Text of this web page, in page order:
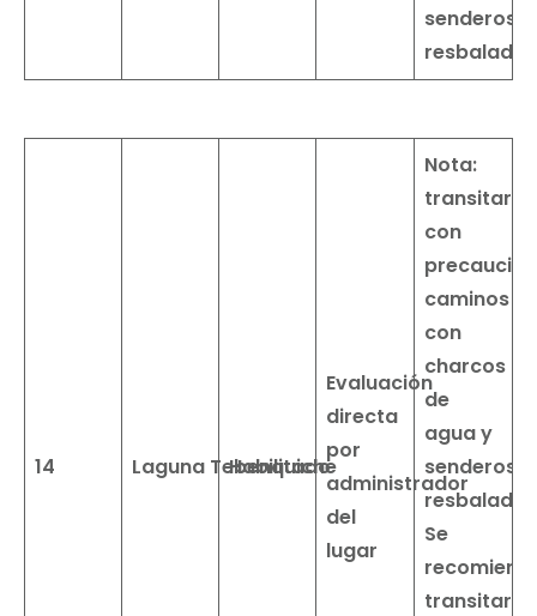
senderos
14 Laguna Tebenquiche
Habilitado
Evaluación
directa
por
administrador
del
lugar
Nota:
transitar
con
caminos
con
charcos
de
agua y
senderos
Se
transitar